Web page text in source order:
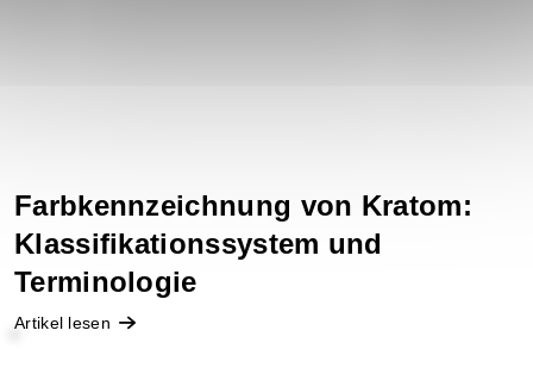
Farbkennzeichnung von Kratom:
Klassifikationssystem und
Terminologie
Artikel lesen